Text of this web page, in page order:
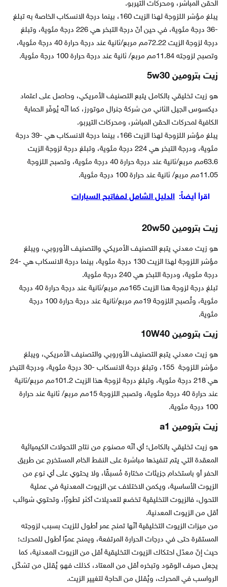
الحقن المباشر، ومحركات التيربو.
يبلغ مؤشر اللزوجة لهذا الزيت 160، بينما درجة الانسكاب الخاصة به تبلغ
-36 درجة مئوية، في حين أنّ درجة التبخر هي 226 درجة مئوية، وتبلغ
درجة لزوجة الزيت 72.22مم مربع/ثانية عند درجة حرارة 40 درجة مئوية،
وتصبح لزوجته 11.84مم مربع/ ثانية عند درجة حرارة 100 درجة مئوية.
زيت بترومين 5w30
هو زيت تخليقي بالكامل يتبع التصنيف الأمريكي، وحاصل على اعتماد
ديكسوس الجيل الثاني من شركة جنرال موتورز، كما أنّه يُوفّر الحماية
الكافية لمحركات الحقن المباشر، ومحركات التيربو.
يبلغ مؤشر اللزوجة لهذا الزيت 166، بينما درجة الانسكاب هي -39 درجة
مئوية، ودرجة التبخر هي 224 درجة مئوية، وتبلغ درجة لزوجة الزيت
63.6مم مربع/ثانية عند درجة حرارة 40 درجة مئوية، وتصبح اللزوجة
11.05مم مربع/ ثانية عند حرارة 100 درجة مئوية.
اقرأ أيضاً: الدليل الشامل لمفاتيح السيارات
زيت بترومين 20w50
هو زيت معدني يتبع التصنيف الأمريكي والتصنيف الأوروبي، ويبلغ
مؤشر اللزوجة لهذا الزيت 130 درجة مئوية، بينما درجة الانسكاب هي -24
درجة مئوية، ودرجة التبخر هي 240 درجة مئوية.
تبلغ درجة لزوجة هذا الزيت 165مم مربع/ثانية عند درجة حرارة 40 درجة
مئوية، وتُصبح اللزوجة 19مم مربع/ثانية عند درجة حرارة 100 درجة
مئوية.
زيت بترومين 10W40
هو زيت معدني يتبع التصنيف الأوروبي والتصنيف الأمريكي، ويبلغ
مؤشر اللزوجة 155، وتبلغ درجة الانسكاب -30 درجة مئوية، ودرجة التبخر
هي 218 درجة مئوية، وتبلغ درجة لزوجة هذا الزيت 101.2مم مربع/ثانية
عند حرارة 40 درجة مئوية، وتصبح اللزوجة 15مم مربع/ ثانية عند حرارة
100 درجة مئوية.
زيت بترومين a1
هو زيت تخليقي بالكامل؛ أي أنّه مصنوع من نتاج التحولات الكيميائية
المعقدة التي يتم تنفيذها مباشرة على النفط الخام المستخرج عن طريق
الحفر أو باستخدام جزيئات مختارة مُسبقًا، ولا يحتوي على أي نوع من
الزيوت الأساسية، ويكمن الاختلاف عن الزيوت المعدنية في عملية
التحول، فالزيوت التخليقية تخضع لتعديلات أكثر تطورًا، وتحتوي شوائب
أقل من الزيوت المعدنية.
من ميزات الزيوت التخليقية أنّها تمنح عمر أطول للزيت بسبب لزوجته
المستقرة حتى في درجات الحرارة المرتفعة، ويمنح عمرًا أطول للمحرك؛
حيث إنّ معدّل احتكاك الزيوت التخليقية أقل من الزيوت المعدنية، كما
يجعل صرف الوقود وتبخره أقل من المعتاد، كذلك فهو يُقلل من تشكّل
الرواسب في المحرك، ويُقلل من الحاجة لتغيير الزيت.